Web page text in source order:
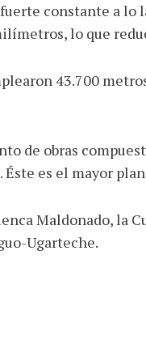
constante a lo
lo que
43.700
de obras
es el mayor
Maldonado, la
Ugarteche.